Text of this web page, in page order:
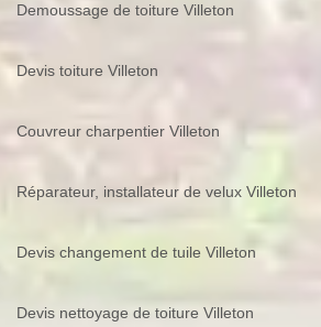
Demoussage de toiture Villeton
Devis toiture Villeton
Couvreur charpentier Villeton
Réparateur, installateur de velux Villeton
Devis changement de tuile Villeton
Devis nettoyage de toiture Villeton